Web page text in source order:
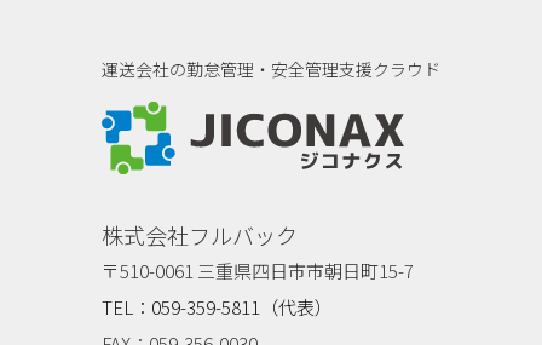
運送会社の勤怠管理・安全管理支援クラウド
株式会社フルバック
〒510-0061 三重県四日市市朝日町15-7
TEL：059-359-5811（代表）